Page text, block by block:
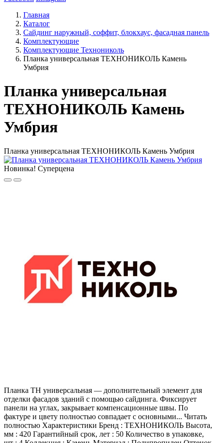
Главная
Каталог
Сайдинг наружный, соффит, блокхаус, фасадная панель
Комплектующие
Комплектующие Технониколь
Планка универсальная ТЕХНОНИКОЛЬ Камень
Умбрия
Планка универсальная
ТЕХНОНИКОЛЬ Камень
Умбрия
Планка универсальная ТЕХНОНИКОЛЬ Камень Умбрия
Новинка! Суперцена
Планка ТН универсальная — дополнительный элемент для
отделки фасадов зданий с помощью сайдинга. Фиксирует
панели на углах, закрывает компенсационные швы. По
фактуре и цвету полностью совпадает с основными... Читать
полностью Характеристики Бренд : ТЕХНОНИКОЛЬ Высота,
мм : 420 Гарантийный срок, лет : 50 Количество в упаковке,